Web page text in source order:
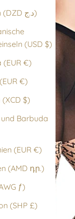
Algerien (DZD د.ج)
Überseeinseln (USD $)
Andorra (EUR €)
Angola (EUR €)
Anguilla (XCD $)
Barbuda
Argentinien (EUR €)
Armenien (AMD դր.)
Aruba (AWG ƒ)
Ascension (SHP £)